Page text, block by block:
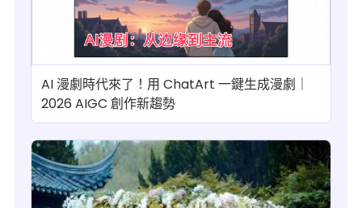
AI 漫劇時代來了！用 ChatArt 一鍵生成漫劇｜
2026 AIGC 創作新趨勢